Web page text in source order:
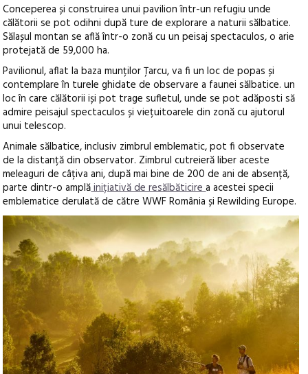
Conceperea și construirea unui pavilion într-un refugiu unde
călătorii se pot odihni după ture de explorare a naturii sălbatice.
Sălașul montan se află într-o zonă cu un peisaj spectaculos, o arie
protejată de 59,000 ha.
Pavilionul, aflat la baza munților Țarcu, va fi un loc de popas și
contemplare în turele ghidate de observare a faunei sălbatice. un
loc în care călătorii iși pot trage sufletul, unde se pot adăposti să
admire peisajul spectaculos și viețuitoarele din zonă cu ajutorul
unui telescop.
Animale sălbatice, inclusiv zimbrul emblematic, pot fi observate
de la distanță din observator. Zimbrul cutreieră liber aceste
meleaguri de câțiva ani, după mai bine de 200 de ani de absență,
parte dintr-o amplăinițiativă de resălbăticirea acestei specii
emblematice derulată de către WWF România și Rewilding Europe.